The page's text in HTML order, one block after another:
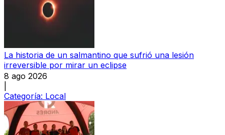
La historia de un salmantino que sufrió una lesión
irreversible por mirar un eclipse
8 ago 2026
Categoría: Local